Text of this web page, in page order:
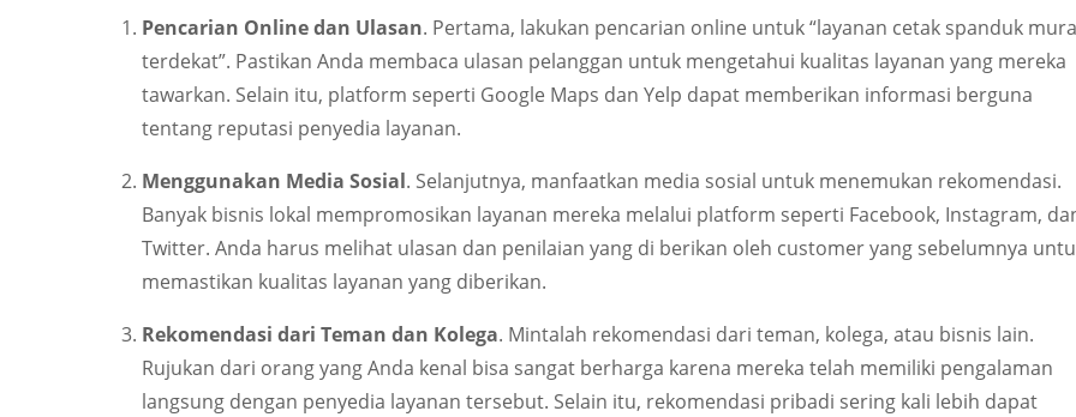
Pencarian Online dan Ulasan. Pertama, lakukan pencarian online untuk “layanan cetak spanduk
terdekat”. Pastikan Anda membaca ulasan pelanggan untuk mengetahui kualitas layanan yang mereka
tawarkan. Selain itu, platform seperti Google Maps dan Yelp dapat memberikan informasi berguna
tentang reputasi penyedia layanan.
Menggunakan Media Sosial. Selanjutnya, manfaatkan media sosial untuk menemukan rekomendasi.
Banyak bisnis lokal mempromosikan layanan mereka melalui platform seperti Facebook, Instagram,
Twitter. Anda harus melihat ulasan dan penilaian yang di berikan oleh customer yang sebelumnya
memastikan kualitas layanan yang diberikan.
Rekomendasi dari Teman dan Kolega. Mintalah rekomendasi dari teman, kolega, atau bisnis lain.
Rujukan dari orang yang Anda kenal bisa sangat berharga karena mereka telah memiliki pengalaman
langsung dengan penyedia layanan tersebut. Selain itu, rekomendasi pribadi sering kali lebih dapat